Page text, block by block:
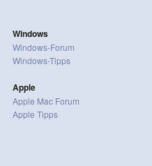
Windows
Windows-Forum
Windows-Tipps
Apple
Apple Mac Forum
Apple Tipps